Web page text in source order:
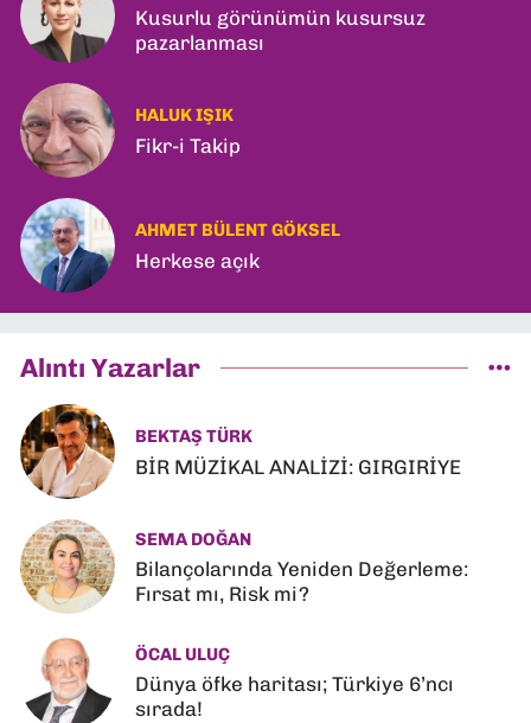
Kusurlu görünümün kusursuz
pazarlanması
HALUK IŞIK
Fikr-i Takip
AHMET BÜLENT GÖKSEL
Herkese açık
Alıntı Yazarlar
BEKTAŞ TÜRK
BİR MÜZİKAL ANALİZİ: GIRGIRİYE
SEMA DOĞAN
Bilançolarında Yeniden Değerleme:
Fırsat mı, Risk mi?
ÖCAL ULUÇ
Dünya öfke haritası; Türkiye 6’ncı
sırada!